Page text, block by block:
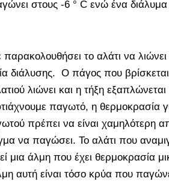
στους -6 ° C ενώ ένα
το αλάτι να
διάλυσης. Ο πάγος που
λιώνει και η τήξη
παγωτό, η θερμοκρασία
πρέπει να είναι χαμηλότερη
να παγώσει. Το αλάτι που
μια άλμη που έχει θερμοκρασία
αυτή είναι τόσο κρύα που